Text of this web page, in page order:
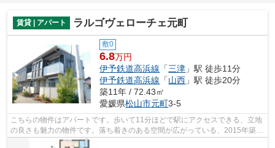
賃貸 | アパート ラルゴヴェローチェ元町
敷0
6.8万円
伊予鉄道高浜線 「三津 」駅 徒歩11分
伊予鉄道高浜線 「山西 」駅 徒歩20分
築11年 / 72.43㎡
愛媛県松山市元町3-5
こちらの物件はアパートです。歩いて11分ほどで駅にアクセスできる、立地
の良さも魅力の物件です。落ち着きのある空間が広がっている、2015年築の
物件です。当社は松山市にある賃貸物...